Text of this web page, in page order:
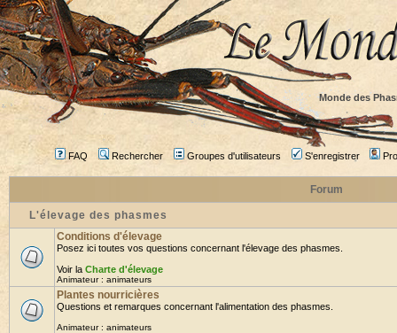
Monde des
FAQ Rechercher Groupes d'utilisateurs S'enregistrer
Forum
L'élevage des phasmes
Conditions d'élevage
Posez ici toutes vos questions concernant l'élevage des phasmes.
Voir la Charte d'élevage
Animateur : animateurs
Plantes nourricières
Questions et remarques concernant l'alimentation des phasmes.
Animateur : animateurs